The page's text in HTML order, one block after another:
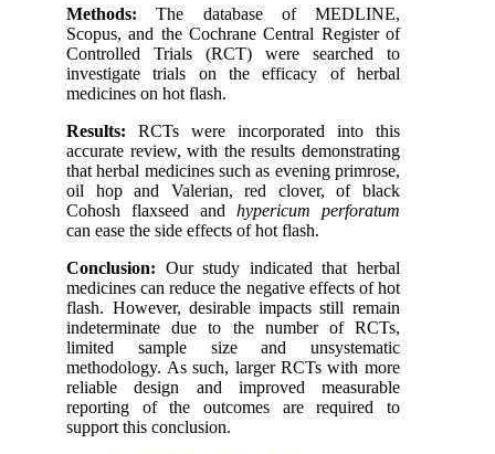
Methods:The database of MEDLINE,
Scopus, and the Cochrane Central Register of
Controlled Trials (RCT) were searched to
investigate trials on the efficacy of herbal
medicines on hot flash.
Results:RCTs were incorporated into this
accurate review, with the results demonstrating
that herbal medicines such as evening primrose,
oil hop and Valerian, red clover, of black
Cohosh flaxseed andhypericum perforatum
can ease the side effects of hot flash.
Conclusion:Our study indicated that herbal
medicines can reduce the negative effects of hot
flash. However, desirable impacts still remain
indeterminate due to the number of RCTs,
limited sample size and unsystematic
methodology. As such, larger RCTs with more
reliable design and improved measurable
reporting of the outcomes are required to
support this conclusion.